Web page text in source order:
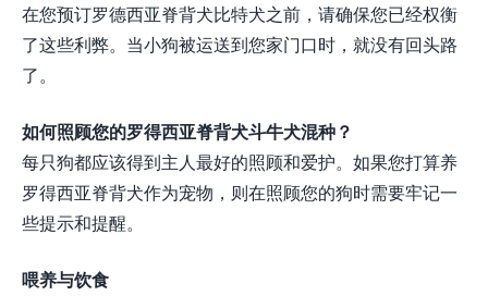
在您预订罗德西亚脊背犬比特犬之前，请确保您已经权衡
了这些利弊。当小狗被运送到您家门口时，就没有回头路
了。
如何照顾您的罗得西亚脊背犬斗牛犬混种？
每只狗都应该得到主人最好的照顾和爱护。如果您打算养
罗得西亚脊背犬作为宠物，则在照顾您的狗时需要牢记一
些提示和提醒。
喂养与饮食